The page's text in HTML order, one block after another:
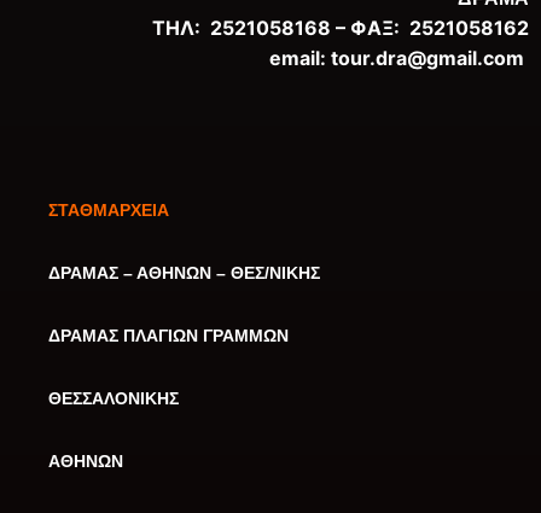
ΤΗΛ: 2521058168 – ΦΑΞ: 2521058162
email: tour.dra@gmail.com
ΣΤΑΘΜΑΡΧΕΙΑ
ΔΡΑΜΑΣ – ΑΘΗΝΩΝ – ΘΕΣ/ΝΙΚΗΣ
ΔΡΑΜΑΣ ΠΛΑΓΙΩΝ ΓΡΑΜΜΩΝ
ΘΕΣΣΑΛΟΝΙΚΗΣ
ΑΘΗΝΩΝ